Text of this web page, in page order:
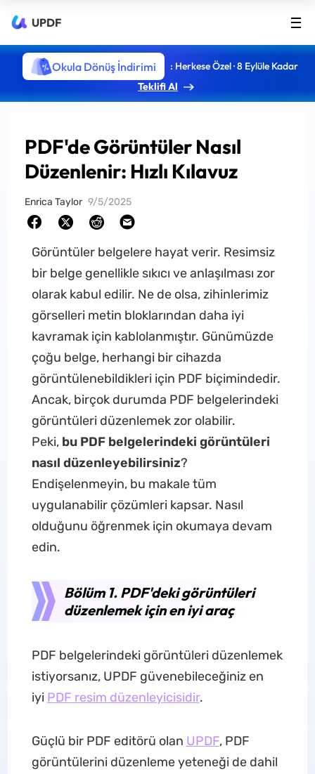
UPDF
Okula Dönüş İndirimi
: Herkese Özel · 8 Eylüle Kadar
Teklifi Al
PDF'de Görüntüler Nasıl
Düzenlenir: Hızlı Kılavuz
Enrica Taylor 9/5/2025
Görüntüler belgelere hayat verir. Resimsiz
bir belge genellikle sıkıcı ve anlaşılması zor
olarak kabul edilir. Ne de olsa, zihinlerimiz
görselleri metin bloklarından daha iyi
kavramak için kablolanmıştır. Günümüzde
çoğu belge, herhangi bir cihazda
görüntülenebildikleri için PDF biçimindedir.
Ancak, birçok durumda PDF belgelerindeki
görüntüleri düzenlemek zor olabilir.
Peki, bu PDF belgelerindeki görüntüleri
nasıl düzenleyebilirsiniz?
Endişelenmeyin, bu makale tüm
uygulanabilir çözümleri kapsar. Nasıl
olduğunu öğrenmek için okumaya devam
edin.
Bölüm 1. PDF'deki görüntüleri
düzenlemek için en iyi araç
PDF belgelerindeki görüntüleri düzenlemek
istiyorsanız, UPDF güvenebileceğiniz en
iyi PDF resim düzenleyicisidir.
Güçlü bir PDF editörü olan UPDF, PDF
görüntülerini düzenleme yeteneği de dahil